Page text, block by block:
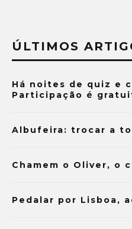
ÚLTIMOS
Há noites de quiz e
Participação é
Albufeira: trocar a
Chamem o Oliver, o
Pedalar por Lisboa,